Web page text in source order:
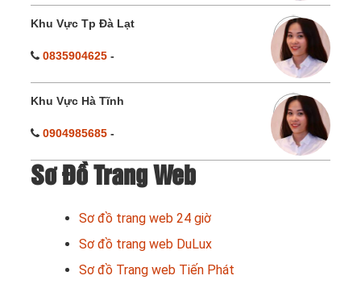
Khu Vực Tp Đà Lạt
0835904625 -
Khu Vực Hà Tĩnh
0904985685 -
Sơ Đồ Trang Web
Sơ đồ trang web 24 giờ
Sơ đồ trang web DuLux
Sơ đồ Trang web Tiến Phát